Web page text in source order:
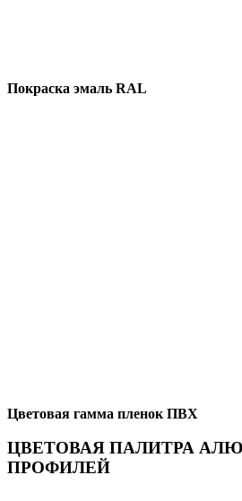
Покраска эмаль RAL
Цветовая гамма пленок ПВХ
ЦВЕТОВАЯ ПАЛИТРА
ПРОФИЛЕЙ